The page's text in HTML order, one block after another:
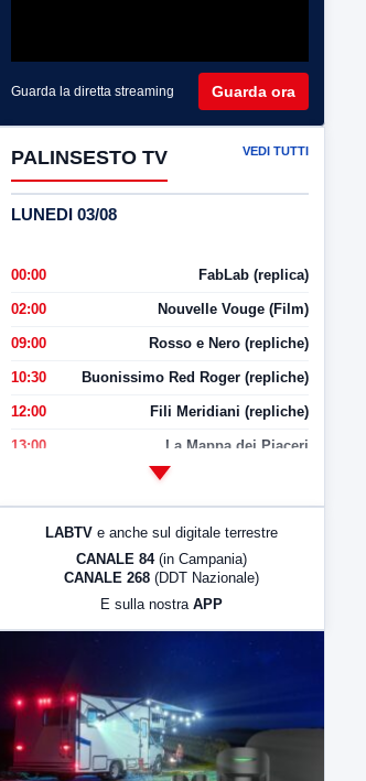
Guarda la diretta streaming Guarda ora
PALINSESTO TV VEDI TUTTI
LUNEDI 03/08
00:00 FabLab (replica)
02:00 Nouvelle Vouge (Film)
09:00 Rosso e Nero (repliche)
10:30 Buonissimo Red Roger (repliche)
12:00 Fili Meridiani (repliche)
13:00 La Mappa dei Piaceri
LabNews (Diretta)
LABTV e anche sul digitale terrestre
CANALE 84 (in Campania)
CANALE 268 (DDT Nazionale)
E sulla nostra APP